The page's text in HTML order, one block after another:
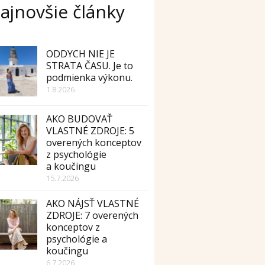
články
ODDYCH NIE JE
STRATA ČASU. Je to
podmienka výkonu.
1.8.2026
AKO BUDOVAŤ
VLASTNÉ ZDROJE: 5
overených konceptov
z psychológie
a koučingu
15.7.2026
AKO NÁJSŤ VLASTNÉ
ZDROJE: 7 overených
konceptov z
psychológie a
koučingu
6.7.2026